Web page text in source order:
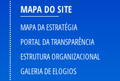
MAPA DO SITE
MAPA DA ESTRATÉGIA
PORTAL DA TRANSPARÊNCIA
ESTRUTURA ORGANIZACIONAL
GALERIA DE ELOGIOS